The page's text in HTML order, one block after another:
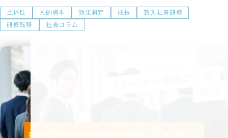
主体性 人的資本 効果測定 成長
新入社員研修
研修転移
社長コラム